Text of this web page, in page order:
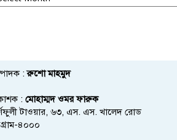
:রুশো মাহমুদ
: মোহাম্মদ ওমর ফারুক
টাওয়ার, ৬৩, এস. এস. খালেদ রোড
৪০০০